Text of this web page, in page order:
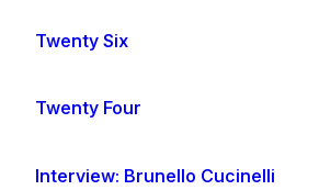
Twenty Six
Twenty Four
Interview: Brunello Cucinelli